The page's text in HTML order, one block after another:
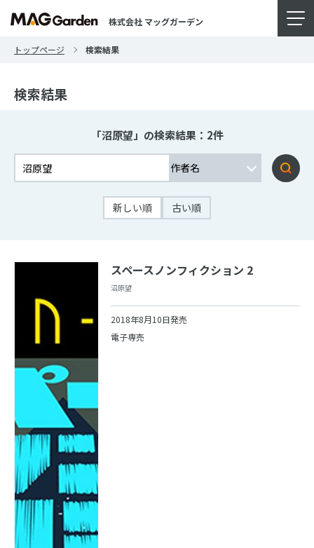
株式会社 マッグガーデン
トップページ 検索結果
検索結果
「沼原望」の検索結果：2件
新しい順 古い順
スペースノンフィクション 2
沼原望
2018年8月10日発売
電子専売